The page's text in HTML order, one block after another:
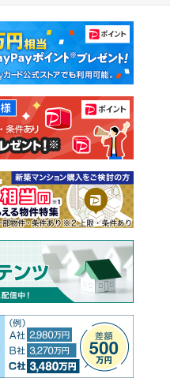
中古マンション
中古一戸建て
土地
教えて！住まいの先生